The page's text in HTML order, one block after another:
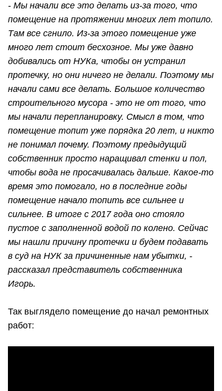
- Мы начали все это делать из-за того, что
помещение на протяжении многих лет топило.
Там все сгнило. Из-за этого помещение уже
много лет стоит бесхозное. Мы уже давно
добивались от НУКа, чтобы он устранил
протечку, но они ничего не делали. Поэтому мы
начали сами все делать. Большое количество
строительного мусора - это не от того, что
мы начали перепланировку. Смысл в том, что
помещение топит уже порядка 20 лет, и никто
не понимал почему. Поэтому предыдущий
собственник просто наращивал стенки и пол,
чтобы вода не просачивалась дальше. Какое-то
время это помогало, но в последние годы
помещение начало топить все сильнее и
сильнее. В итоге с 2017 года оно стояло
пустое с заполненной водой по колено. Сейчас
мы нашли причину протечки и будем подавать
в суд на НУК за причиненные нам убытки, -
рассказал представитель собственника
Игорь.
Так выглядело помещение до начал ремонтных
работ: